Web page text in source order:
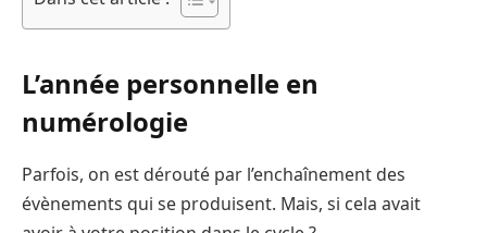
L’année personnelle en
numérologie
Parfois, on est dérouté par l’enchaînement des
évènements qui se produisent. Mais, si cela avait